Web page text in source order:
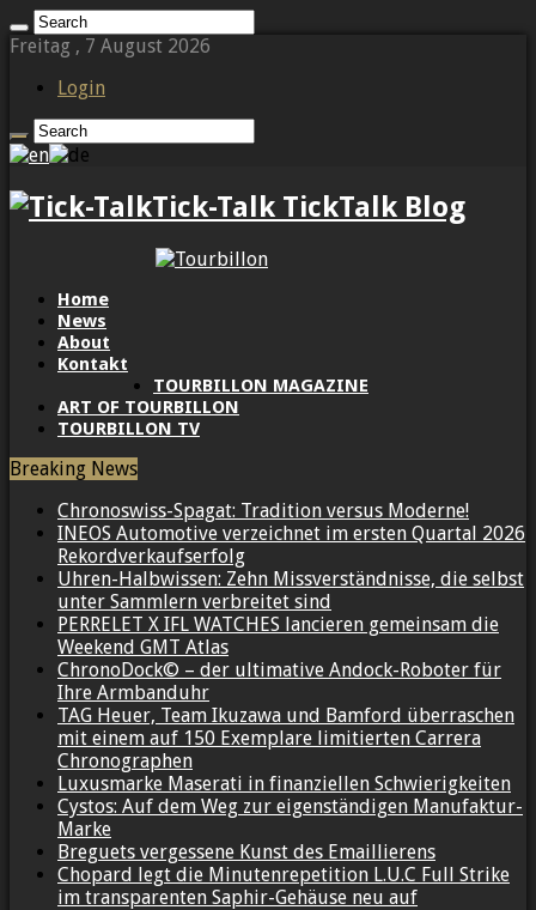
Freitag , 7 August 2026
Login
Tick-Talk TickTalk Blog
Home
News
About
Kontakt
TOURBILLON MAGAZINE
ART OF TOURBILLON
TOURBILLON TV
Breaking News
Chronoswiss-Spagat: Tradition versus Moderne!
INEOS Automotive verzeichnet im ersten Quartal 2026
Rekordverkaufserfolg
Uhren-Halbwissen: Zehn Missverständnisse, die selbst
unter Sammlern verbreitet sind
PERRELET X IFL WATCHES lancieren gemeinsam die
Weekend GMT Atlas
ChronoDock© – der ultimative Andock-Roboter für
Ihre Armbanduhr
TAG Heuer, Team Ikuzawa und Bamford überraschen
mit einem auf 150 Exemplare limitierten Carrera
Chronographen
Luxusmarke Maserati in finanziellen Schwierigkeiten
Cystos: Auf dem Weg zur eigenständigen Manufaktur-
Marke
Breguets vergessene Kunst des Emaillierens
Chopard legt die Minutenrepetition L.U.C Full Strike
im transparenten Saphir-Gehäuse neu auf